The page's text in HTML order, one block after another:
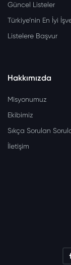
Güncel Listeler
Türkiye’nin En İyi
Listelere Başvur
Hakkımızda
Misyonumuz
Ekibimiz
Sıkça Sorulan
İletişim